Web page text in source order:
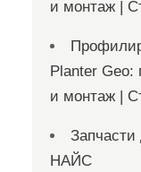
и монтаж |
Planter Geo:
и монтаж |
Запчасти
НАЙС